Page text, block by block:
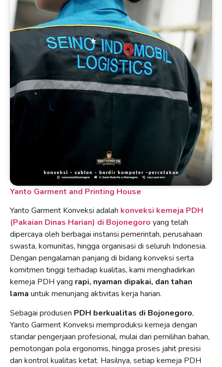
Yanto Garment and Printing House
Yanto Garment Konveksi adalah konveksi kemeja PDH
(Pakaian Dinas Harian) di Bojonegoro yang telah
dipercaya oleh berbagai instansi pemerintah, perusahaan
swasta, komunitas, hingga organisasi di seluruh Indonesia.
Dengan pengalaman panjang di bidang konveksi serta
komitmen tinggi terhadap kualitas, kami menghadirkan
kemeja PDH yang rapi, nyaman dipakai, dan tahan
lama untuk menunjang aktivitas kerja harian.
Sebagai produsen PDH berkualitas di Bojonegoro,
Yanto Garment Konveksi memproduksi kemeja dengan
standar pengerjaan profesional, mulai dari pemilihan bahan,
pemotongan pola ergonomis, hingga proses jahit presisi
dan kontrol kualitas ketat. Hasilnya, setiap kemeja PDH